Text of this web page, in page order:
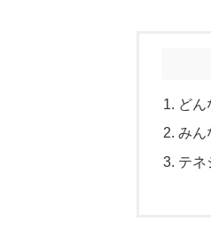
どん
みん
テネ